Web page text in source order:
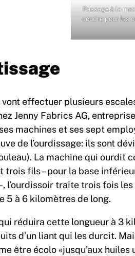
Passage à la
coudre pour les
effectuer plusieurs
Jenny Fabrics AG,
machines et ses sept
de l’ourdissage: ils sont
La machine qui ourdit
trois fils – pour la base
l’ourdissoir traite trois fois
5 à 6 kilomètres de long.
réduira cette longueur à 3
d’un liant qui les durcit.
être écolo «jusqu’aux